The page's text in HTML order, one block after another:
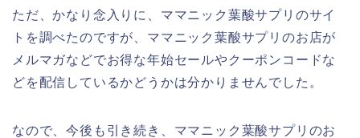
ただ、かなり念入りに、ママニック葉酸サプリのサイ
トを調べたのですが、ママニック葉酸サプリのお店が
メルマガなどでお得な年始セールやクーポンコードな
どを配信しているかどうかは分かりませんでした。
なので、今後も引き続き、ママニック葉酸サプリのお